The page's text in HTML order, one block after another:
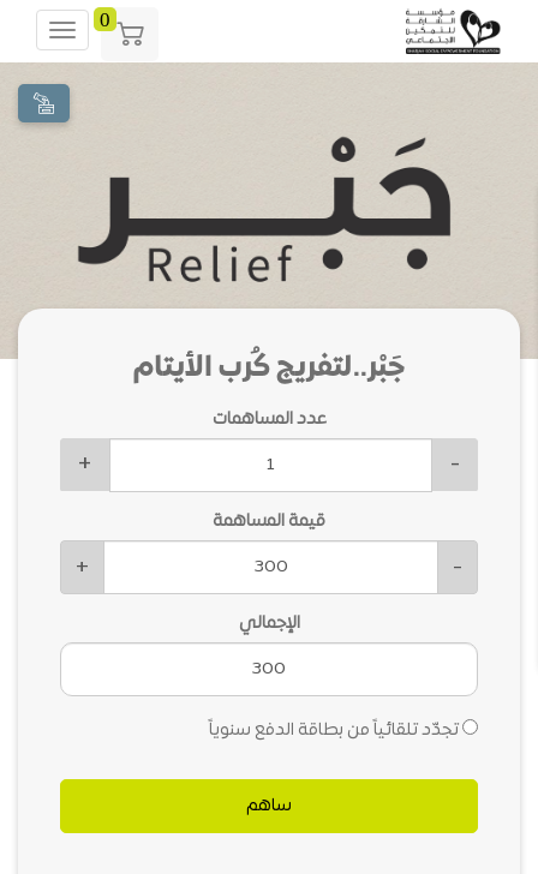
0
جَبْر..لتفريج كُرب الأيتام
عدد المساهمات
-
+
قيمة المساهمة
-
+
الإجمالي
تجدّد تلقائياً من بطاقة الدفع سنوياً
ساهم